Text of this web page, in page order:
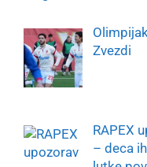
Zvezdi
RAPEX
– deca